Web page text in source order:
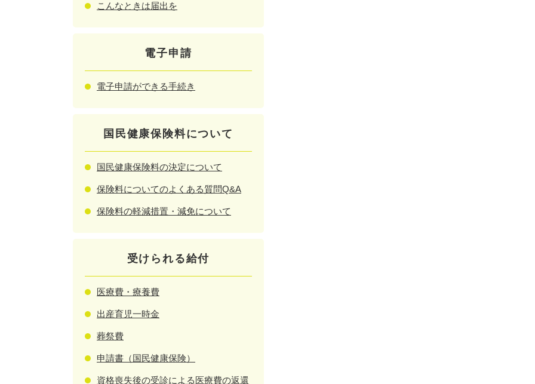
こんなときは届出を
電子申請
電子申請ができる手続き
国民健康保険料について
国民健康保険料の決定について
保険料についてのよくある質問Q&A
保険料の軽減措置・減免について
受けられる給付
医療費・療養費
出産育児一時金
葬祭費
申請書（国民健康保険）
資格喪失後の受診による医療費の返還